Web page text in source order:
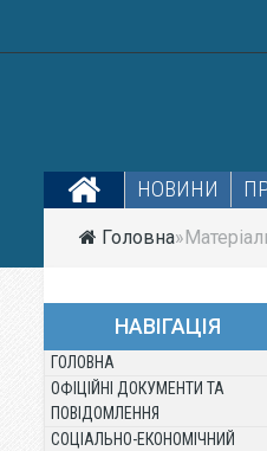
НОВИНИ
Головна
НАВІГАЦІЯ
ГОЛОВНА
ОФІЦІЙНІ ДОКУМЕНТИ ТА
ПОВІДОМЛЕННЯ
СОЦІАЛЬНО-ЕКОНОМІЧНИЙ